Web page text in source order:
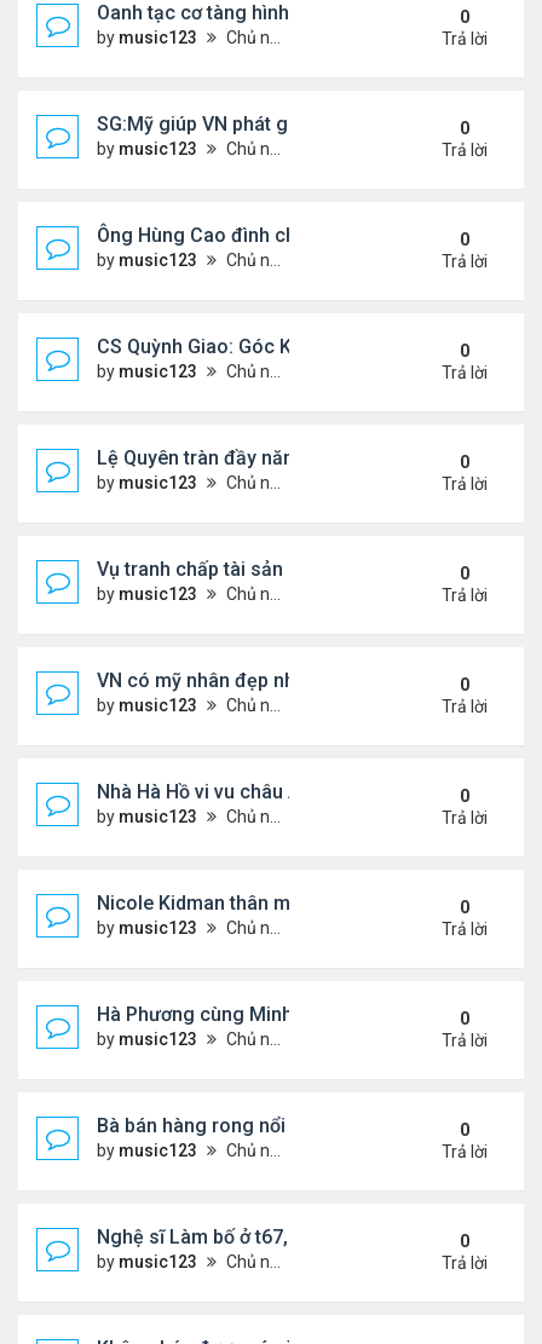
Oanh tạc cơ tàng hình đáng sợ nhất thế giới
by music123 Chủ nhật Tháng 7 26, 2026 5:46 pm
0
Trả lời
SG:Mỹ giúp VN phát giác xưởng sản xuất giày
by music123 Chủ nhật Tháng 7 26, 2026 5:22 pm
0
Trả lời
Ông Hùng Cao đình chỉ công tác quan chức 'nói
by music123 Chủ nhật Tháng 7 26, 2026 5:17 pm
0
Trả lời
CS Quỳnh Giao: Góc Khuất Của Căn Bệnh Đoạt
by music123 Chủ nhật Tháng 7 26, 2026 5:12 pm
0
Trả lời
Lệ Quyên tràn đầy năng lượng tại Mỹ
by music123 Chủ nhật Tháng 7 26, 2026 5:09 pm
0
Trả lời
Vụ tranh chấp tài sản của dv Đức Tiến
by music123 Chủ nhật Tháng 7 26, 2026 4:52 pm
0
Trả lời
VN có mỹ nhân đẹp như búp bê bỏ showbiz lấy
by music123 Chủ nhật Tháng 7 26, 2026 4:49 pm
0
Trả lời
Nhà Hà Hồ vi vu châu Âu
by music123 Chủ nhật Tháng 7 26, 2026 4:40 pm
0
Trả lời
Nicole Kidman thân mật bên bf doanh nhân
by music123 Chủ nhật Tháng 7 26, 2026 4:34 pm
0
Trả lời
Hà Phương cùng Minh Tuyết đi sự kiện
by music123 Chủ nhật Tháng 7 26, 2026 3:51 pm
0
Trả lời
Bà bán hàng rong nổi tiếng bị tịch thu quang gánh
by music123 Chủ nhật Tháng 7 26, 2026 3:46 pm
0
Trả lời
Nghệ sĩ Làm bố ở t67, mê dưỡng da chẳng kém
by music123 Chủ nhật Tháng 7 26, 2026 3:41 pm
0
Trả lời